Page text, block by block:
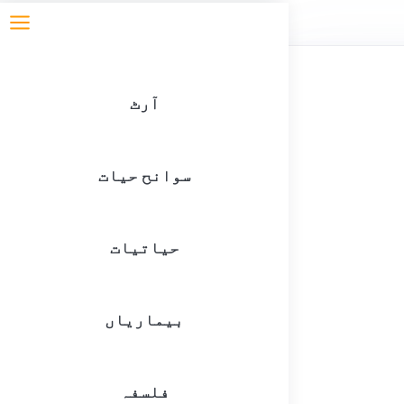
آرٹ
سوانح حیات
حیاتیات
بیماریاں
فلسفہ